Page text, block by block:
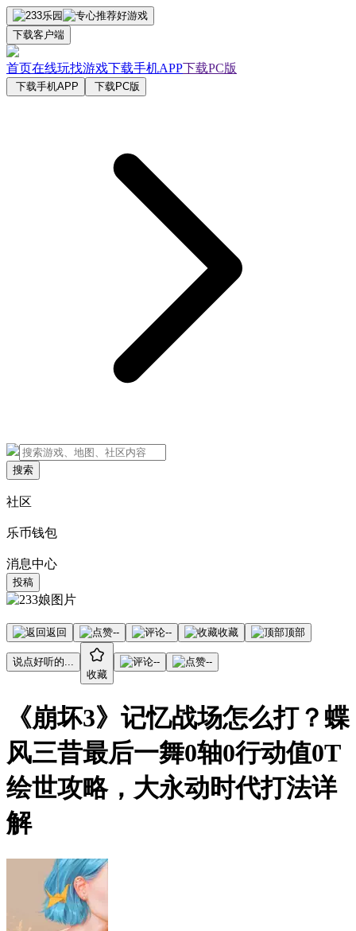
下载客户端
首页在线玩找游戏下载手机APP下载PC版
下载手机APP 下载PC版
搜索
社区
乐币钱包
消息中心
投稿
返回 -- -- 收藏 顶部
说点好听的...
收藏
-- --
《崩坏3》记忆战场怎么打？蝶
风三昔最后一舞0轴0行动值0T
绘世攻略，大永动时代打法详
解